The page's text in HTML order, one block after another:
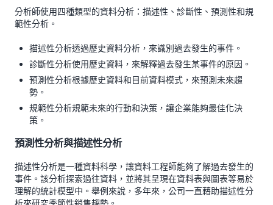
分析師使用四種類型的資料分析：描述性、診斷性、預測性和規
範性分析。
描述性分析透過歷史資料分析，來識別過去發生的事件。
診斷性分析使用歷史資料，來解釋過去發生某事件的原因。
預測性分析根據歷史資料和目前資料模式，來預測未來趨
勢。
規範性分析規範未來的行動和決策，讓企業能夠最佳化決
策。
預測性分析與描述性分析
描述性分析是一種資料科學，讓資料工程師能夠了解過去發生的
事件。該分析探索過往資料，並將其呈現在資料表與圖表等易於
理解的統計模型中。舉例來說，多年來，公司一直藉助描述性分
析來研究季節性銷售趨勢。